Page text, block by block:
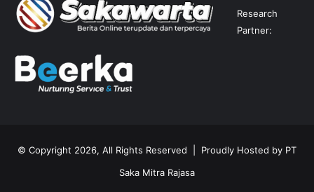
Research
Partner:
© Copyright 2026, All Rights Reserved | Proudly Hosted by PT
Saka Mitra Rajasa